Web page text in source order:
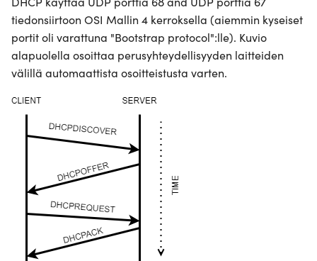
tiedonsiirtoon OSI Mallin 4 kerroksella (aiemmin kyseiset
portit oli varattuna "Bootstrap protocol":lle). Kuvio
alapuolella osoittaa perusyhteydellisyyden laitteiden
välillä automaattista osoitteistusta varten.